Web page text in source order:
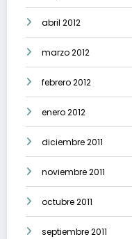
abril 2012
marzo 2012
febrero 2012
enero 2012
diciembre 2011
noviembre 2011
octubre 2011
septiembre 2011